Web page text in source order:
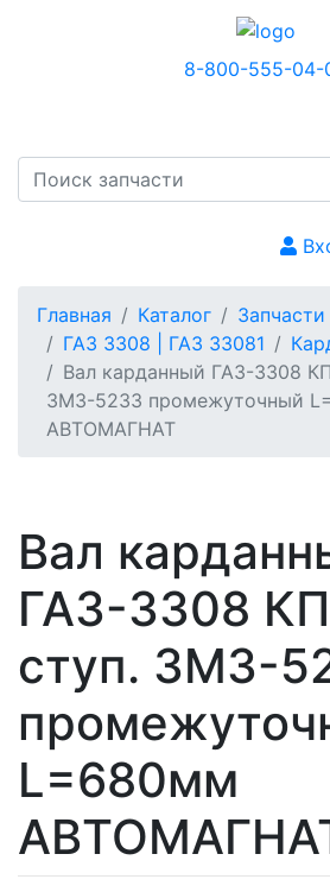
8-800-555-04-
Главная Каталог
ГАЗ 3308 | ГАЗ 33081
Вал карданный ГАЗ-3308
ЗМЗ-5233 промежуточный
АВТОМАГНАТ
Вал
ГАЗ-3308
ступ. ЗМЗ-
L=680мм